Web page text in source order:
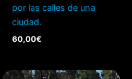
por las calles de una
ciudad.
60,00€